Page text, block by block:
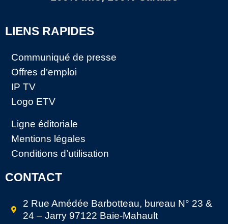
LIENS RAPIDES
Communiqué de presse
Offres d’emploi
IP TV
Logo ETV
Ligne éditoriale
Mentions légales
Conditions d’utilisation
CONTACT
2 Rue Amédée Barbotteau, bureau N° 23 &
24 – Jarry 97122 Baie-Mahault